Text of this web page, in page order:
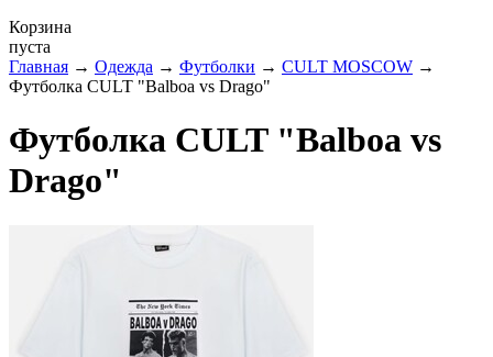
Корзина
пуста
Главная → Одежда → Футболки → CULT MOSCOW →
Футболка CULT "Balboa vs Drago"
Футболка CULT "Balboa vs
Drago"